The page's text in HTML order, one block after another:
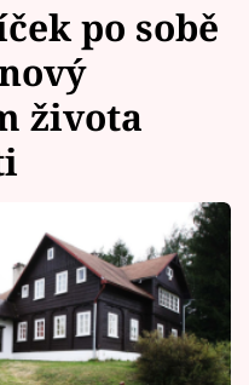
po sobě
života